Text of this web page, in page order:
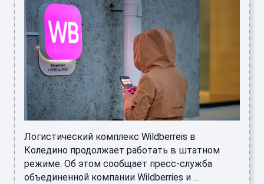
Логистический комплекс Wildberreis в
Коледино продолжает работать в штатном
режиме. Об этом сообщает пресс-служба
объединенной компании Wildberries и ...